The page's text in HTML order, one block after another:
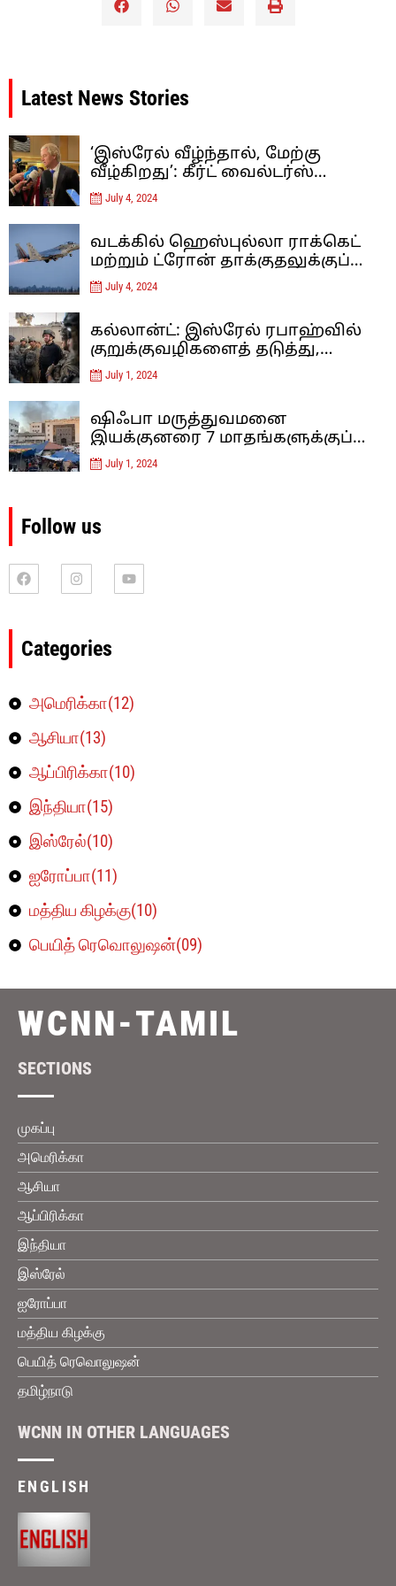
Latest News Stories
‘இஸ்ரேல் வீழ்ந்தால், மேற்கு
வீழ்கிறது’: கீர்ட் வைல்டர்ஸ்
இஸ்லாம் தீவிரவாதத்திற்கு
எதிரான ஐரோப்பாவின் கடைசி
நிலைப்பாடு – கருத்து
July 4, 2024
வடக்கில் ஹெஸ்புல்லா ராக்கெட்
மற்றும் ட்ரோன் தாக்குதலுக்குப்
பிறகு, இஸ்ரேல் லெபனான் மீது
வான்வழித் தாக்குதல்களை
நடத்தியுள்ளது
July 4, 2024
கல்லான்ட்: இஸ்ரேல் ரபாஹ்வில்
குறுக்குவழிகளைத் தடுத்து,
சுரங்கப்பாதைகளை அழிப்பதன்
மூலம் ஹமாஸை மூச்சுத் திணற
வைக்கிறது.
July 1, 2024
ஷிஃபா மருத்துவமனை
இயக்குனரை 7 மாதங்களுக்குப்
பிறகு இஸ்ரேல் விடுவித்தது
July 1, 2024
Follow us
Categories
அமெரிக்கா(12)
ஆசியா(13)
ஆப்பிரிக்கா(10)
இந்தியா(15)
இஸ்ரேல்(10)
ஐரோப்பா(11)
மத்திய கிழக்கு(10)
பெயித் ரெவொலுஷன்(09)
WCNN-TAMIL
SECTIONS
முகப்பு
அமெரிக்கா
ஆசியா
ஆப்பிரிக்கா
இந்தியா
இஸ்ரேல்
ஐரோப்பா
மத்திய கிழக்கு
பெயித் ரெவொலுஷன்
தமிழ்நாடு
WCNN IN OTHER LANGUAGES
ENGLISH